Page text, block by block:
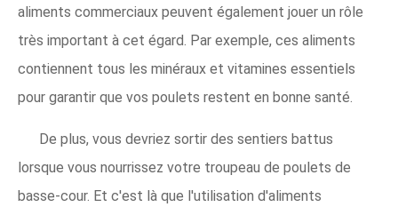
aliments commerciaux peuvent également jouer un rôle
très important à cet égard. Par exemple, ces aliments
contiennent tous les minéraux et vitamines essentiels
pour garantir que vos poulets restent en bonne santé.
De plus, vous devriez sortir des sentiers battus
lorsque vous nourrissez votre troupeau de poulets de
basse-cour. Et c'est là que l'utilisation d'aliments